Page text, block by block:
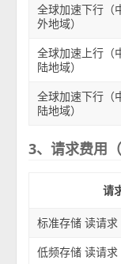
全球加速下行（
外地域）
全球加速上行（
陆地域）
全球加速下行（
陆地域）
3、请求费用
请
标准存储 读请求
低频存储 读请求